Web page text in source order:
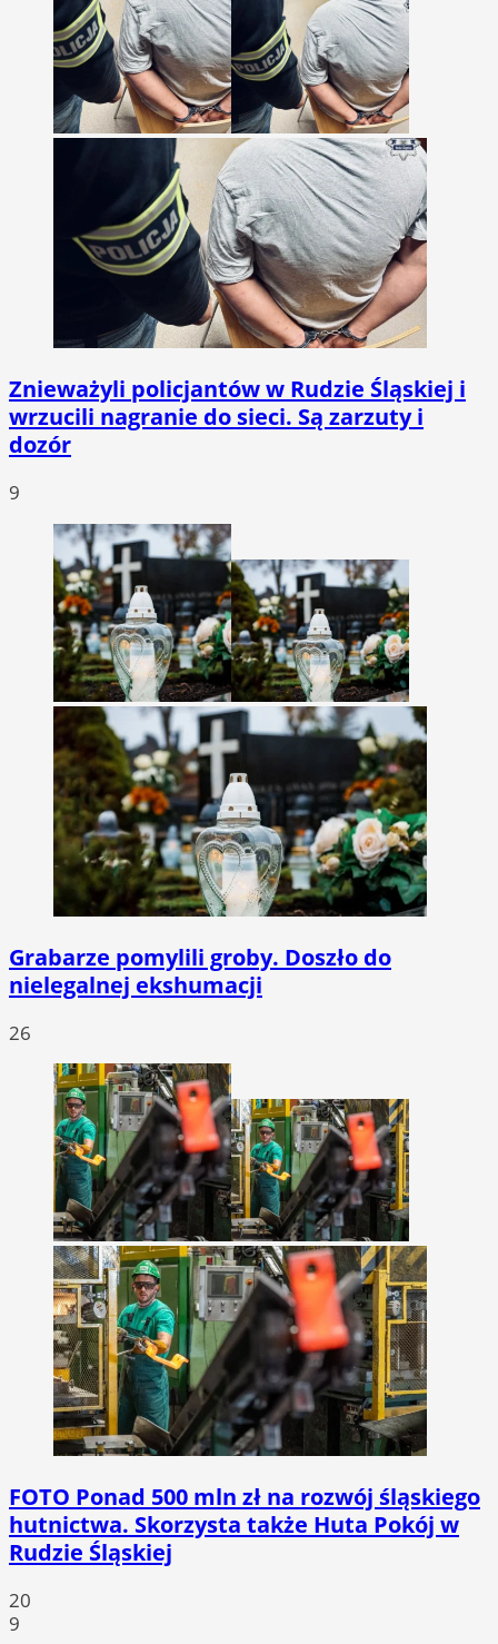
Znieważyli policjantów w Rudzie Śląskiej i
wrzucili nagranie do sieci. Są zarzuty i
dozór
9
Grabarze pomylili groby. Doszło do
nielegalnej ekshumacji
26
FOTO Ponad 500 mln zł na rozwój śląskiego
hutnictwa. Skorzysta także Huta Pokój w
Rudzie Śląskiej
20
9